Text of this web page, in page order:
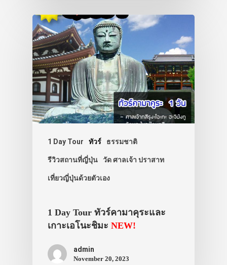
1 Day Tour ทัวร์ ธรรมชาติ
รีวิวสถานที่ญี่ปุ่น วัด ศาลเจ้า ปราสาท
เที่ยวญี่ปุ่นด้วยตัวเอง
1 Day Tour ทัวร์คามาคุระและ
เกาะเอโนะชิมะ NEW!
admin
November 20, 2023